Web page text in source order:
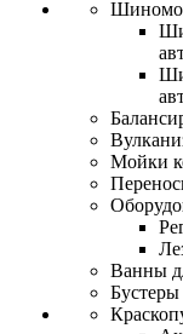
Мойки
Ванны